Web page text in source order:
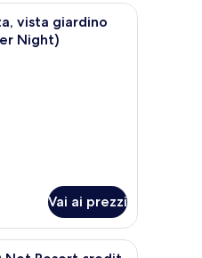
vista giardino
Night)
Vai ai prezzi
cassaforte in camera, una scrivania,